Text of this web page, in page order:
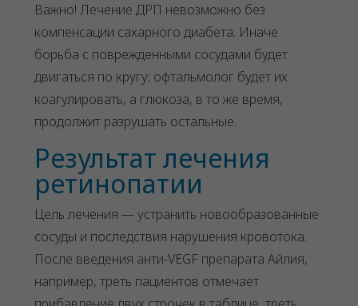
Важно! Лечение ДРП невозможно без
компенсации сахарного диабета. Иначе
борьба с поврежденными сосудами будет
двигаться по кругу: офтальмолог будет их
коагулировать, а глюкоза, в то же время,
продолжит разрушать остальные.
Результат лечения
ретинопатии
Цель лечения — устранить новообразованные
сосуды и последствия нарушения кровотока.
После введения анти-VEGF препарата Айлия,
например, треть пациентов отмечает